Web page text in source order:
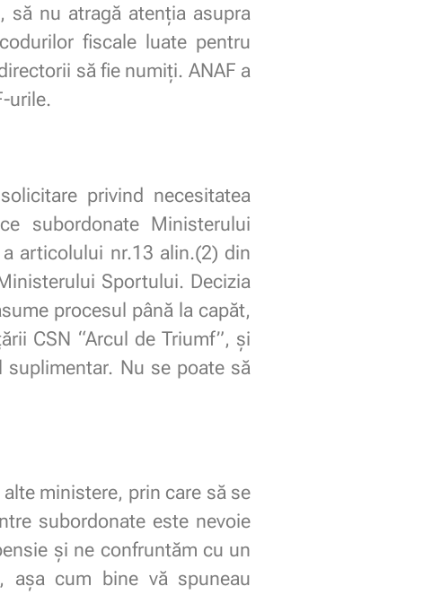
să nu atragă atenția asupra
fiscale luate pentru
să fie numiți. ANAF a
urile.
privind necesitatea
subordonate Ministerului
articolului nr.13 alin.(2) din
Sportului. Decizia
procesul până la capăt,
CSN “Arcul de Triumf”, și
Nu se poate să
ministere, prin care să se
subordonate este nevoie
și ne confruntăm cu un
așa cum bine vă spuneau